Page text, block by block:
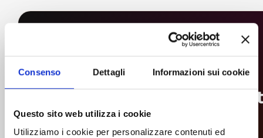
Consenso Dettagli Informazioni sui cookie
Questo sito web utilizza i cookie
Utilizziamo i cookie per personalizzare contenuti ed
Bücher
Anmelden
Toplife Quiz · Personalisiertes Ergebnis
Welches ist das beste
für mich?